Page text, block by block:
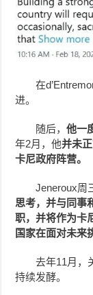
在
进。
随后，他一
年2月，他并未
卡尼政府阵营。
Jeneroux周
思考，并与同事
职，并将作为卡
国家在面对未来
去年11月，
持续发酵。